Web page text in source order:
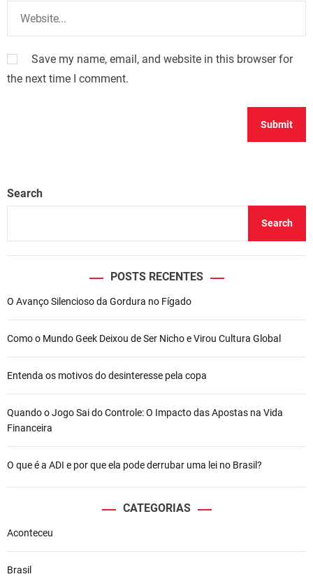
Save my name, email, and website in this browser for
the next time I comment.
Search
Search
POSTS RECENTES
O Avanço Silencioso da Gordura no Fígado
Como o Mundo Geek Deixou de Ser Nicho e Virou Cultura Global
Entenda os motivos do desinteresse pela copa
Quando o Jogo Sai do Controle: O Impacto das Apostas na Vida
Financeira
O que é a ADI e por que ela pode derrubar uma lei no Brasil?
CATEGORIAS
Aconteceu
Brasil